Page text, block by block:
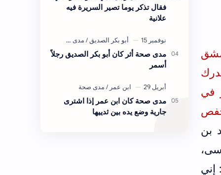
عساكر في
حفص
بن
إني
فقال تذكر يوما تصير السريرة فيه
علانية
مدى صحة أثر كان أبو بكر الصديق رجلاً
أسمر
مدى صحة كان ابن عمر إذا اشترى
جارية وضع يده بين ثدييها